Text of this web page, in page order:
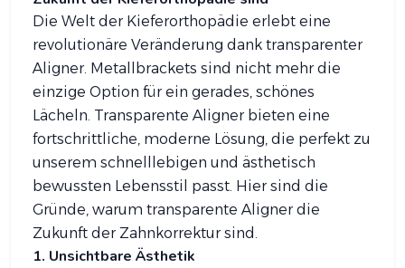
Die Welt der Kieferorthopädie erlebt eine
revolutionäre Veränderung dank transparenter
Aligner. Metallbrackets sind nicht mehr die
einzige Option für ein gerades, schönes
Lächeln. Transparente Aligner bieten eine
fortschrittliche, moderne Lösung, die perfekt zu
unserem schnelllebigen und ästhetisch
bewussten Lebensstil passt. Hier sind die
Gründe, warum transparente Aligner die
Zukunft der Zahnkorrektur sind.
1. Unsichtbare Ästhetik